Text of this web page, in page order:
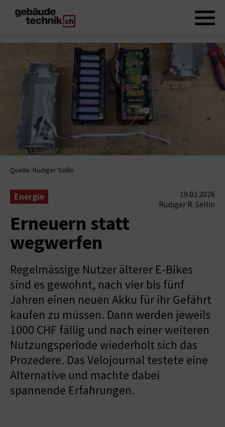
Quelle: Rüdiger Sellin
Energie
19.02.2026
Rüdiger R. Sellin
Erneuern statt
wegwerfen
Regelmässige Nutzer älterer E-Bikes
sind es gewohnt, nach vier bis fünf
Jahren einen neuen Akku für ihr Gefährt
kaufen zu müssen. Dann werden jeweils
1000 CHF fällig und nach einer weiteren
Nutzungsperiode wiederholt sich das
Prozedere. Das Velojournal testete eine
Alternative und machte dabei
spannende Erfahrungen.